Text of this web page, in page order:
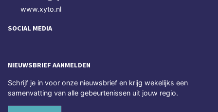
www.xyto.nl
SOCIAL MEDIA
NIEUWSBRIEF AANMELDEN
Schrijf je in voor onze nieuwsbrief en krijg wekelijks een
samenvatting van alle gebeurtenissen uit jouw regio.